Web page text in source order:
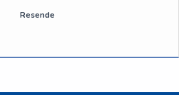
Resende